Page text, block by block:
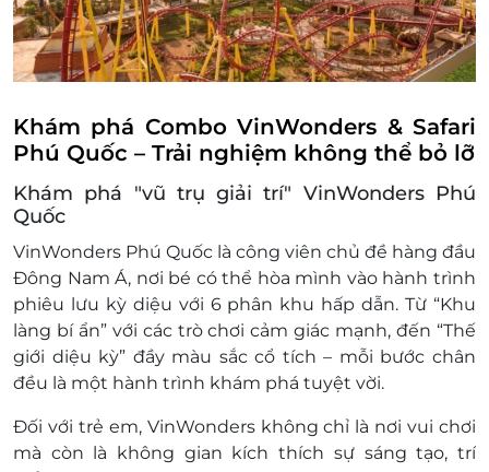
Địa điểm: Thế giới phiêu lưu – Khu Maya
Minishow “Giao lưu cùng các nhân vật vận
hành”
Địa điểm: Đại lộ châu Âu
Minishow “Vũ điệu cuồng say”.
Thời gian biểu diễn: 16h30 – 16h35
Địa điểm: Thế giới lốc xoáy
Thời gian biểu diễn: 11h30 – 11h40, 14h00
– 14h10, 17h30 – 17h40
Địa chỉ: Sân khấu nhạc nước trung tâm
Show múa rối “Moochoo show”
Thời gian biểu diễn: 10h00, 11h00, 13h00,
14h00, 15h00, 16h00, 18h00
hoang dã
Voucher ưu đãi chỉ hiệu lực sử dụng khi Quý
Khám phá Combo VinWonders & Safari
Phú Quốc – Trải nghiệm không thể bỏ lỡ
Khám phá "vũ trụ giải trí" VinWonders Phú
Quốc
VinWonders Phú Quốc là công viên chủ đề hàng đầu
Đông Nam Á, nơi bé có thể hòa mình vào hành trình
phiêu lưu kỳ diệu với 6 phân khu hấp dẫn. Từ “Khu
làng bí ẩn” với các trò chơi cảm giác mạnh, đến “Thế
giới diệu kỳ” đầy màu sắc cổ tích – mỗi bước chân
đều là một hành trình khám phá tuyệt vời.
Đối với trẻ em, VinWonders không chỉ là nơi vui chơi
mà còn là không gian kích thích sự sáng tạo, trí